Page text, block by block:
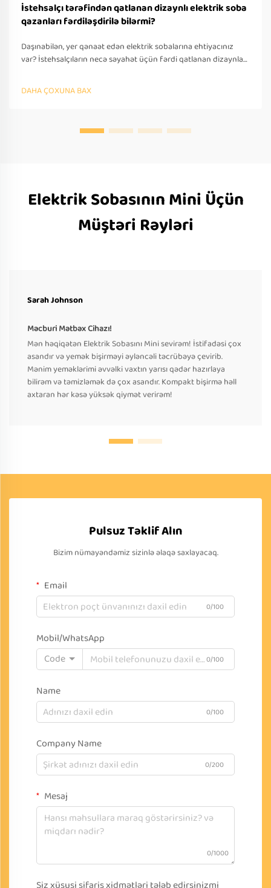
İstehsalçı tərəfindən qatlanan dizaynlı elektrik soba
qazanları fərdiləşdirilə bilərmi?
Daşınabilən, yer qənaət edən elektrik sobalarına ehtiyacınız
var? İstehsalçıların necə səyahət üçün fərdi qatlanan dizaynlar
prototipləşdirmə və beynəlxalq tələblərə uyğunluq. Bu gün
təklif soruşun.
DAHA ÇOXUNA BAX
Elektrik Sobasının Mini Üçün
Müştəri Rəyləri
Sarah Johnson
Məcburi Mətbəx Cihazı!
Mən həqiqətən Elektrik Sobasını Mini sevirəm! İstifadəsi çox
asandır və yemək bişirməyi əyləncəli təcrübəyə çevirib.
Mənim yeməklərimi əvvəlki vaxtın yarısı qədər hazırlaya
bilirəm və təmizləmək də çox asandır. Kompakt bişirmə həll
axtaran hər kəsə yüksək qiymət verirəm!
Pulsuz Təklif Alın
Bizim nümayəndəmiz sizinlə əlaqə saxlayacaq.
Email
0/100
Mobil/WhatsApp
Code
0/100
Name
0/100
Company Name
0/200
Mesaj
0/1000